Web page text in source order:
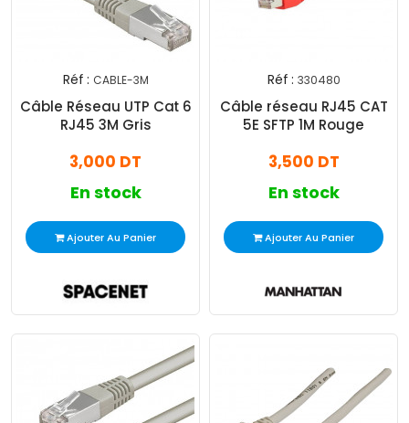
Réf : CABLE-3M
Câble Réseau UTP Cat 6
RJ45 3M Gris
3,000 DT
En stock
Ajouter Au Panier
Réf : 330480
Câble réseau RJ45 CAT
5E SFTP 1M Rouge
3,500 DT
En stock
Ajouter Au Panier